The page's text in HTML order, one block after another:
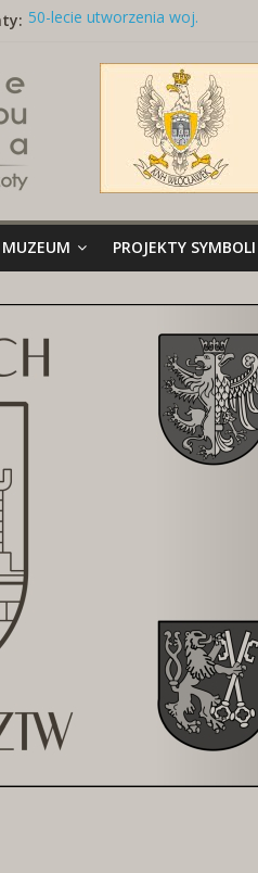
50-lecie utworzenia woj.
Tabliczka z nazwą ulicy
Naszywki z herbami miast
Brelok z godłem Polski i herbem
Miedziany talerz z herbami miast
PROJEKTY SYMBOLI